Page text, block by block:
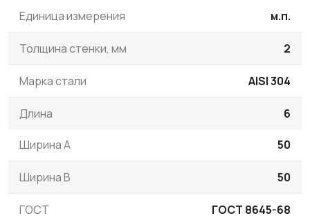
Единица измерения м.п.
Толщина стенки, мм 2
Марка стали AISI 304
Длина 6
Ширина A 50
Ширина B 50
ГОСТ ГОСТ 8645-68